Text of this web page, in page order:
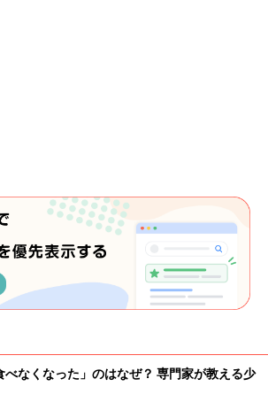
べなくなった」のはなぜ？ 専門家が教える少